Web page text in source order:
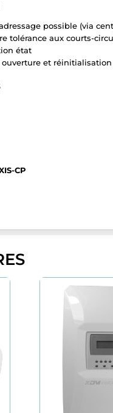
possible (via
tolérance aux courts-
état
et réinitialisation
CP